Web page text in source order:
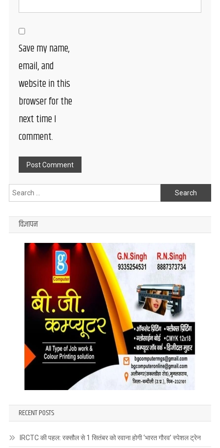
Save my name,
email, and
website in this
browser for the
next time I
comment.
Search
for:
विज्ञापन
RECENT POSTS
IRCTC की पहल: रक्सौल से 1 सितंबर को रवाना होगी ‘भारत गौरव’ स्पेशल ट्रेन